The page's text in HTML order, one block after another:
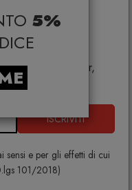
promo e non
BBB Italia,
Samsung, Faber,
Slide
ISCRIVITI
sensi e per gli effetti di cui
101/2018)
5%